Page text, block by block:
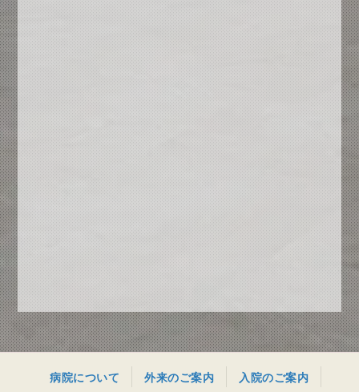
病院について 外来のご案内 入院のご案内